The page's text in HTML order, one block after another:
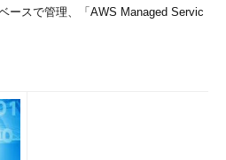
ースで管理、「AWS Managed Servic